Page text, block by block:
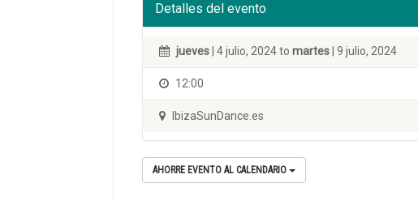
Detalles del evento
jueves | 4 julio, 2024 to martes | 9 julio, 2024
12:00
IbizaSunDance.es
AHORRE EVENTO AL CALENDARIO